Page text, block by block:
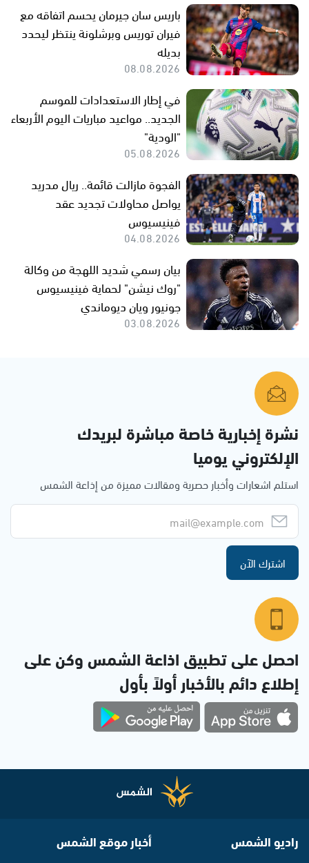
باريس سان جيرمان يحسم اتفاقه مع
فيران توريس وبرشلونة ينتظر ليحدد
بديله
08.08.2026
في إطار الاستعدادات للموسم
الجديد.. مواعيد مباريات اليوم الأربعاء
"الودية"
05.08.2026
الفجوة مازالت قائمة.. ريال مدريد
يواصل محاولات تجديد عقد
فينيسيوس
04.08.2026
بيان رسمي شديد اللهجة من وكالة
"روك نيشن" لحماية فينيسيوس
جونيور ويان ديوماندي
03.08.2026
نشرة إخبارية خاصة مباشرة لبريدك
الإلكتروني يوميا
استلم اشعارات وأخبار حصرية ومقالات مميزة من إذاعة الشمس
اشترك الآن
احصل على تطبيق اذاعة الشمس وكن على
إطلاع دائم بالأخبار أولاً بأول
راديو الشمس أخبار موقع الشمس